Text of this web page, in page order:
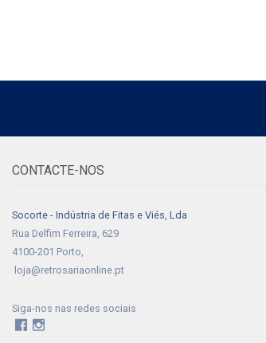
CONTACTE-NOS
Socorte - Indústria de Fitas e Viés, Lda
Rua Delfim Ferreira, 629
4100-201 Porto,
loja@retrosariaonline.pt
Siga-nos nas redes sociais